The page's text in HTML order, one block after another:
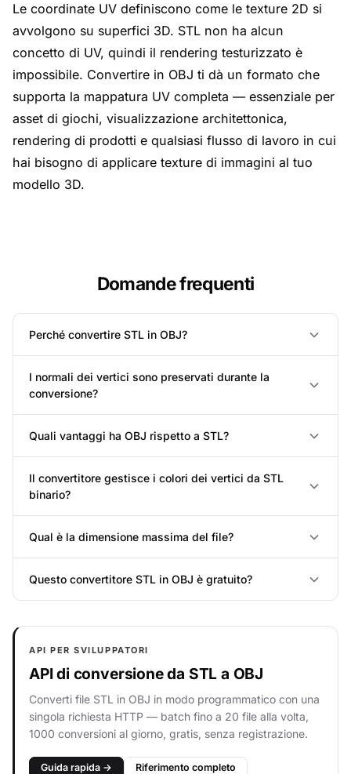
Le coordinate UV definiscono come le texture 2D si
avvolgono su superfici 3D. STL non ha alcun
concetto di UV, quindi il rendering testurizzato è
impossibile. Convertire in OBJ ti dà un formato che
supporta la mappatura UV completa — essenziale per
asset di giochi, visualizzazione architettonica,
rendering di prodotti e qualsiasi flusso di lavoro in cui
hai bisogno di applicare texture di immagini al tuo
modello 3D.
Domande frequenti
Perché convertire STL in OBJ?
I normali dei vertici sono preservati durante la
conversione?
Quali vantaggi ha OBJ rispetto a STL?
Il convertitore gestisce i colori dei vertici da STL
binario?
Qual è la dimensione massima del file?
Questo convertitore STL in OBJ è gratuito?
API PER SVILUPPATORI
API di conversione da STL a OBJ
Converti file STL in OBJ in modo programmatico con una
singola richiesta HTTP — batch fino a 20 file alla volta,
1000 conversioni al giorno, gratis, senza registrazione.
Guida rapida → Riferimento completo